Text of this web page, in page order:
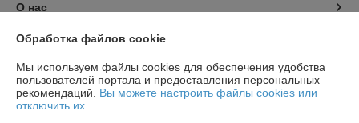
О нас
Контакты
Доставка и оплата
Обработка файлов cookie
Мы используем файлы cookies для обеспечения удобства
пользователей портала и предоставления персональных
рекомендаций. Вы можете настроить файлы cookies или
отключить их.